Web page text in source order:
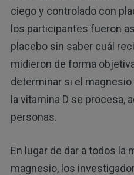
ciego y controlado con
los participantes fueron
placebo sin saber cuál
midieron de forma
determinar si el
la vitamina D se procesa,
personas.
En lugar de dar a todos la
magnesio, los